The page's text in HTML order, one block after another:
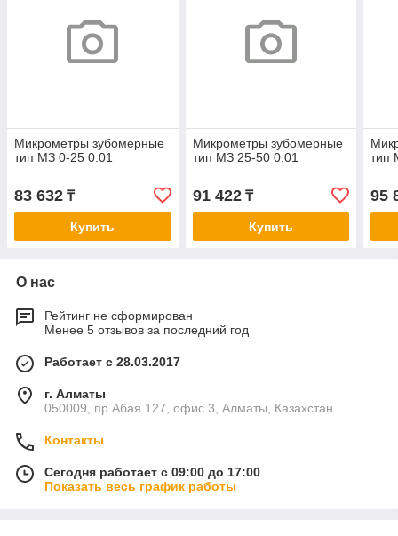
Микрометры зубомерные
тип МЗ 0-25 0.01
83 632 ₸
Купить
Микрометры зубомерные
тип МЗ 25-50 0.01
91 422₸
Купить
тип
95
О нас
Рейтинг не сформирован
Менее 5 отзывов за последний год
Работает с 28.03.2017
г. Алматы
050009, пр.Абая 127, офис 3, Алматы, Казахстан
Контакты
Сегодня работает с 09:00 до 17:00
Показать весь график работы